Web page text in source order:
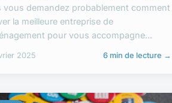
vous demandez probablement comment
la meilleure entreprise de
pour vous accompagne...
2025 6 min de lecture →